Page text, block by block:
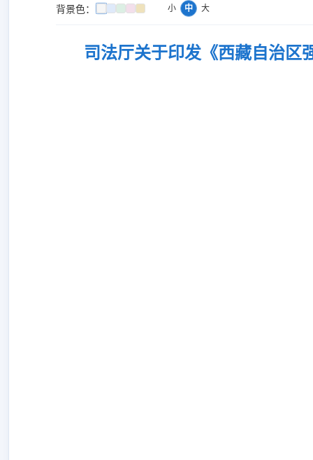
背景色：
小 中 大
司法厅关于印发《西藏自治区